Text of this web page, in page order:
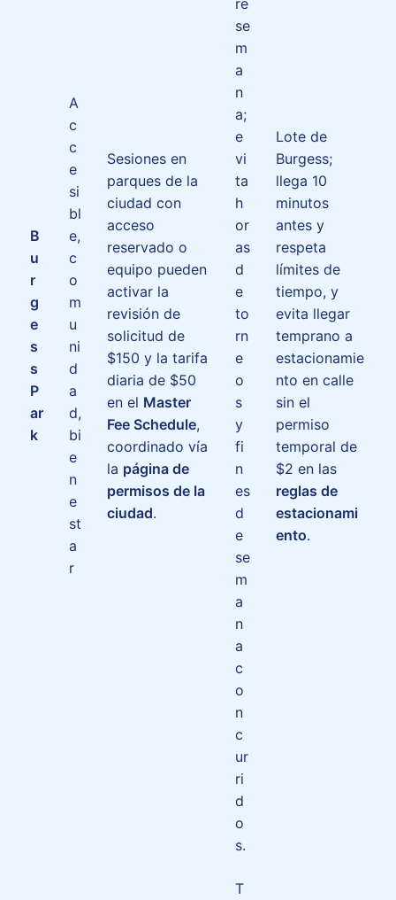
B
u
r
g
e
s
s
P
ar
k
A
c
c
e
si
bl
e,
c
o
m
u
ni
d
a
d,
bi
e
n
e
st
a
r
Sesiones en
parques de la
ciudad con
acceso
reservado o
equipo pueden
activar la
revisión de
solicitud de
$150 y la tarifa
diaria de $50
en el Master
Fee Schedule,
coordinado vía
la página de
permisos de la
ciudad.
se
m
a
n
a;
e
vi
ta
h
or
as
d
e
to
rn
e
o
s
y
fi
n
es
d
e
se
m
a
n
a
c
o
n
c
ur
ri
d
o
s.
Lote de
Burgess;
llega 10
minutos
antes y
respeta
límites de
tiempo, y
evita llegar
temprano a
estacionamie
nto en calle
sin el
permiso
temporal de
$2 en las
reglas de
estacionami
ento.
T